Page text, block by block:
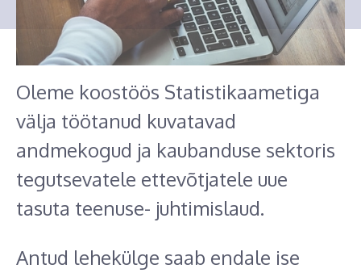
Oleme koostöös Statistikaametiga
välja töötanud kuvatavad
andmekogud ja kaubanduse sektoris
tegutsevatele ettevõtjatele uue
tasuta teenuse- juhtimislaud.
Antud lehekülge saab endale ise